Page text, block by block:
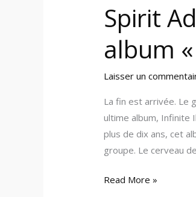
Spirit
album
Laisser un
La fin est arrivée. Le
ultime album, Infinite
plus de dix ans, cet
groupe. Le cerveau
Read More »